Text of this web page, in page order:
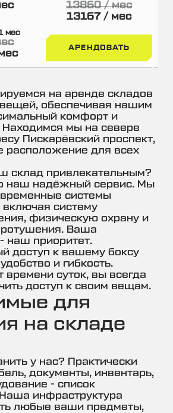
13860 / мес
13167 / мес
АРЕНДОВАТЬ
на аренде складов
обеспечивая нашим
комфорт и
Находимся мы на севере
Пискарёвский проспект,
расположение для всех
склад привлекательным?
наш надёжный сервис. Мы
системы
включая систему
физическую охрану и
Ваша
наш приоритет.
доступ к вашему боксу
и гибкость.
времени суток, вы всегда
доступ к своим вещам.
для
на складе
у нас? Практически
документы, инвентарь,
- список
инфраструктура
любые ваши предметы,